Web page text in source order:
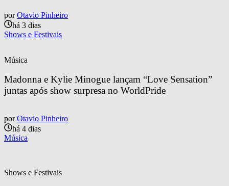
por Otavio Pinheiro
há 3 dias
Shows e Festivais
Música
Madonna e Kylie Minogue lançam “Love Sensation”
juntas após show surpresa no WorldPride
por Otavio Pinheiro
há 4 dias
Música
Shows e Festivais